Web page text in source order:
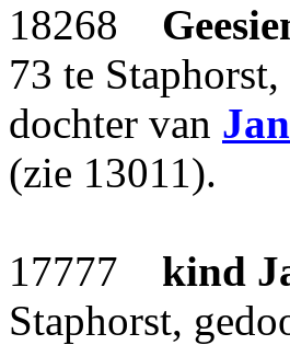
18268
73 te
dochter van Jan
(zie 13011).
17777 kind
Staphorst,